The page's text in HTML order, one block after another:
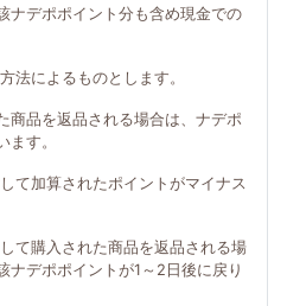
ナデポポイント分も含め現金での
法によるものとします。
商品を返品される場合は、ナデポ
ます。
て加算されたポイントがマイナス
て購入された商品を返品される場
ナデポポイントが1～2日後に戻り